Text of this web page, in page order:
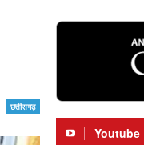
छत्तीसगढ़
Youtube